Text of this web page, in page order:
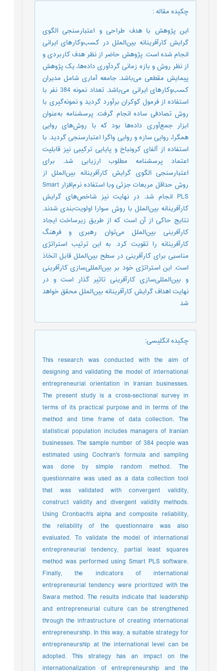
چکیده مقاله:
این پژوهش با هدف طراحی و اعتبارسنجی الگوی
گرایش کارآفرینانه بین‌الملل در کسب‌وکارهای ایرانی
انجام شده است. پژوهش حاضر از نظر هدف کاربردی و
از نظر روش و بازه زمانی گردآوری داده‌ها، یک پژوهش
پیمایش مقطعی می‌باشد. جامعه آماری شامل مدیران
کسب‌وکارهای ایرانی می‌باشد. تعداد نمونه 384 نفر با
استفاده از فرمول کوکران برآورد گردید و نمونه‌گیری با
روش تصادفی ساده انجام گرفت. پرسشنامه به‌عنوان
ابزار جمع‌آوری داده‌ها بود که با روش‌های روایی
همگرا، روایی سازه و روایی واگرا اعتبارسنجی گردید. با
استفاده از آلفای کرونباخ و پایایی ترکیبی نیز قابلیت
اعتماد پرسشنامه مطلوب ارزیابی شد. برای
اعتبارسنجی الگوی گرایش کارآفرینانه بین‌الملل از
روش حداقل مربعات جزئی وبا استفاده نرم‌افزار Smart
PLS انجام شد. در نهایت نیز شاخص‌های گرایش
کارآفرینانه بین‌الملل با روش سوارا اولویت‌بندی شدند.
نتایج حاکی از آن است که از طریق زیرساخت ایجاد
کارآفرینی بین‌الملل می‌توان رهبری و فرهنگ
کارآفرینانه را تقویت کرد. به این ترتیب استراتژی‌
مناسبی برای کارآفرینی در سطح بین‌الملل قابل اتخاذ
است. این استراتژی خود بر بین‌المللی‌سازی کارآفرینی
و بین‌المللی‌سازی کارآفرینی تاثیر گذار است و در
نهایت اهداف گرایش کارآفرینانه بین‌الملل محقق خواهد
شد
چکیده انگلیسی:
This research was conducted with the aim of
designing and validating the model of international
entrepreneurial orientation in Iranian businesses.
The present study is a cross-sectional survey in
terms of its practical purpose and in terms of the
method and time frame of data collection. The
statistical population includes managers of Iranian
businesses. The sample number of 384 people was
estimated using Cochran's formula and sampling
was done by simple random method. The
questionnaire was used as a data collection tool
that was validated with convergent validity,
construct validity and divergent validity methods.
Using Cronbach's alpha and composite reliability,
the reliability of the questionnaire was also
evaluated. To validate the model of international
entrepreneurial tendency, partial least squares
method was performed using Smart PLS software.
Finally, the indicators of international
entrepreneurial tendency were prioritized with the
Swara method. The results indicate that leadership
and entrepreneurial culture can be strengthened
through the infrastructure of creating international
entrepreneurship. In this way, a suitable strategy for
entrepreneurship at the international level can be
adopted. This strategy has an impact on the
internationalization of entrepreneurship and the